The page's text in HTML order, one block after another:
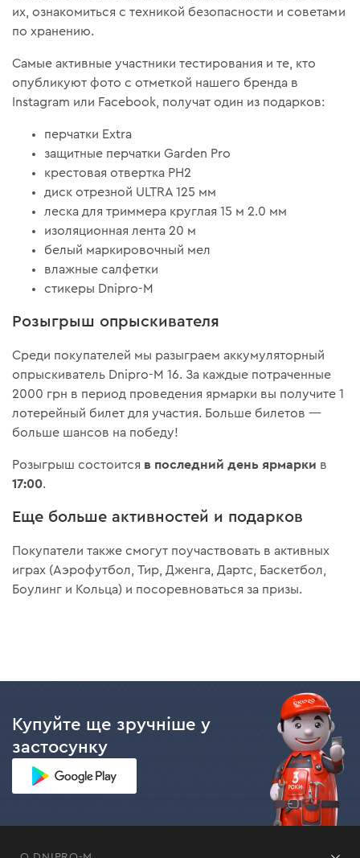
их, ознакомиться с техникой безопасности и советами
по хранению.
Самые активные участники тестирования и те, кто
опубликуют фото с отметкой нашего бренда в
Instagram или Facebook, получат один из подарков:
перчатки Extra
защитные перчатки Garden Pro
крестовая отвертка РН2
диск отрезной ULTRA 125 мм
леска для триммера круглая 15 м 2.0 мм
изоляционная лента 20 м
белый маркировочный мел
влажные салфетки
стикеры Dnipro-M
Розыгрыш опрыскивателя
Среди покупателей мы разыграем аккумуляторный
опрыскиватель Dnipro-M 16. За каждые потраченные
2000 грн в период проведения ярмарки вы получите 1
лотерейный билет для участия. Больше билетов —
больше шансов на победу!
Розыгрыш состоится в последний день ярмарки в
17:00.
Еще больше активностей и подарков
Покупатели также смогут поучаствовать в активных
играх (Аэрофутбол, Тир, Дженга, Дартс, Баскетбол,
Боулинг и Кольца) и посоревноваться за призы.
Купуйте ще зручніше у
застосунку